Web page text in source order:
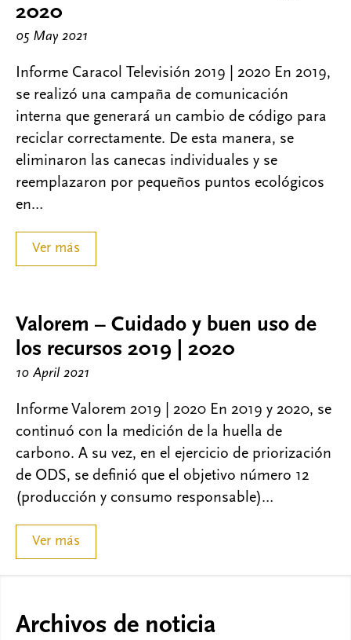
2020
05 May 2021
Informe Caracol Televisión 2019 | 2020 En 2019,
se realizó una campaña de comunicación
interna que generará un cambio de código para
reciclar correctamente. De esta manera, se
eliminaron las canecas individuales y se
reemplazaron por pequeños puntos ecológicos
en…
Ver más
Valorem – Cuidado y buen uso de
los recursos 2019 | 2020
10 April 2021
Informe Valorem 2019 | 2020 En 2019 y 2020, se
continuó con la medición de la huella de
carbono. A su vez, en el ejercicio de priorización
de ODS, se definió que el objetivo número 12
(producción y consumo responsable)…
Ver más
Archivos de noticia